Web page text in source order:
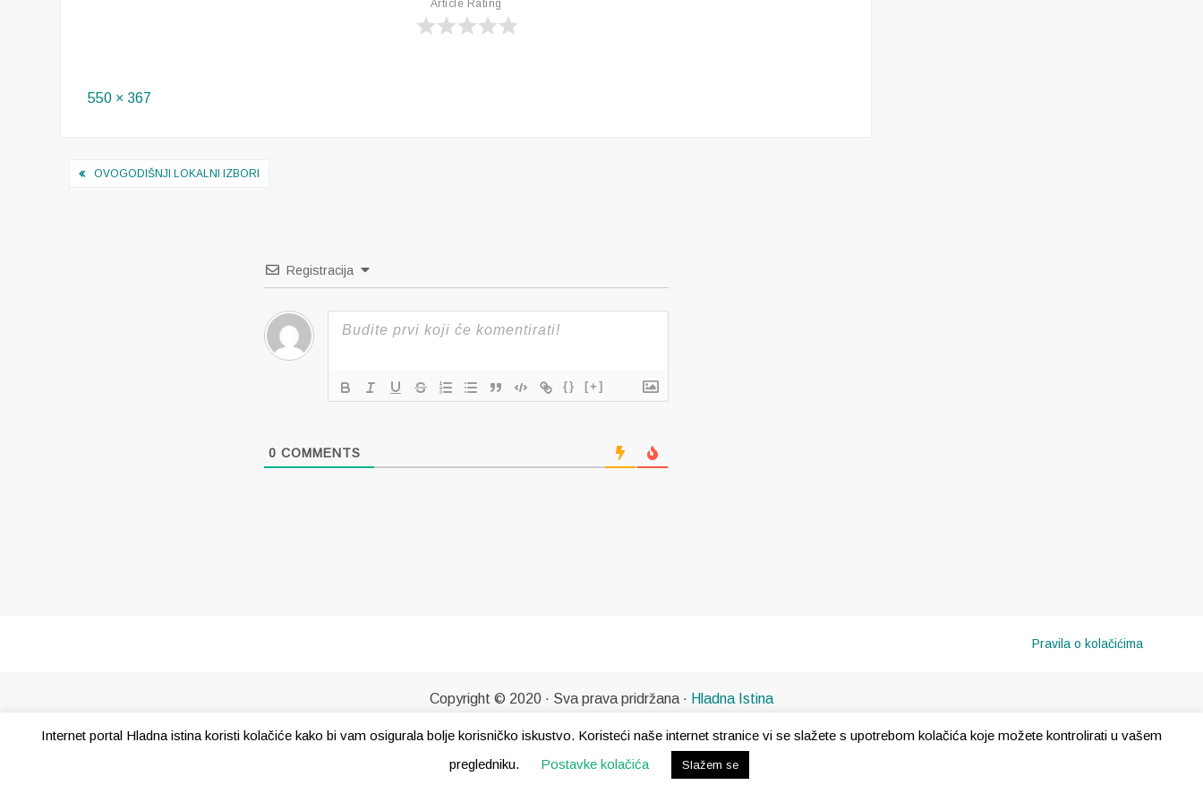
Article Rating
Full
550 × 367
Navigacija
OVOGODIŠNJI LOKALNI IZBORI
Registracija
{} [+]
0 COMMENTS
Pravila o kolačićima
Internet portal Hladna istina koristi kolačiće kako bi vam osigurala bolje korisničko iskustvo. Koristeći naše internet stranice vi se slažete s upotrebom kolačića koje možete kontrolirati u vašem
pregledniku.
Postavke kolačića Slažem se
Copyright © 2020 · Sva prava pridržana · Hladna Istina